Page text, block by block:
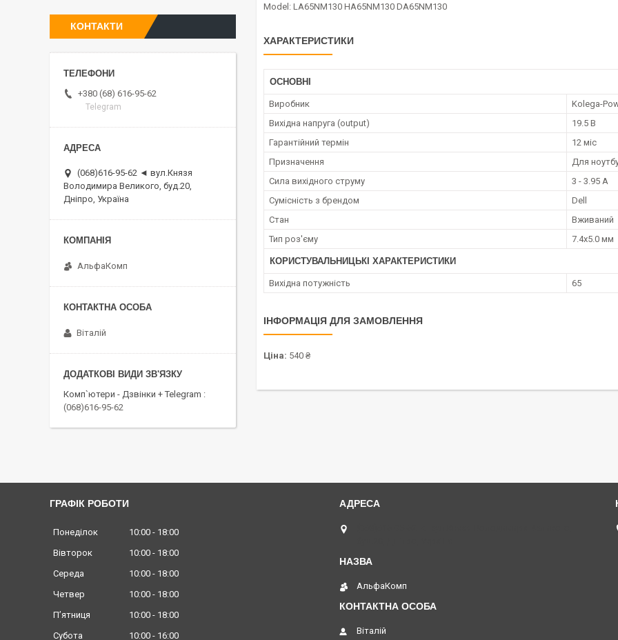
Model: LA65NM130 HA65NM130 DA65NM130
ХАРАКТЕРИСТИКИ
ОСНОВНІ
Виробник
Kolega-
Вихідна напруга (output)
19.5 В
Гарантійний термін
12 міс
Призначення
Для
Сила вихідного струму
3 - 3.95 А
Сумісність з брендом
Dell
Стан
Вживаний
Тип роз'єму
7.4x5.0 мм
КОРИСТУВАЛЬНИЦЬКІ ХАРАКТЕРИСТИКИ
Вихідна потужність 65
ІНФОРМАЦІЯ ДЛЯ ЗАМОВЛЕННЯ
Ціна: 540 ₴
КОНТАКТИ
+380 (68) 616-95-62
Telegram
(068)616-95-62 ◄ вул.Князя
Володимира Великого, буд.20,
Дніпро, Україна
АльфаКомп
Віталій
Комп`ютери - Дзвінки + Telegram
(068)616-95-62
ГРАФІК РОБОТИ
Понеділок 10:00
18:00
Вівторок
10:00
18:00
Середа
10:00
18:00
Четвер
10:00
18:00
Пʼятниця
10:00
18:00
Субота
10:00 16:00
АльфаКомп
Віталій